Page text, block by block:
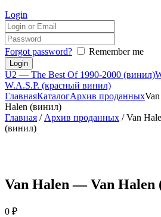
Login
Forgot password? Remember me
U2 — The Best Of 1990-2000 (винил)
W.A.S.P. (красный винил)
ГлавнаяКаталогАрхив проданных
Halen (винил)
Главная / Архив проданных / Van
(винил)
Van Halen — Van Halen
0 ₽